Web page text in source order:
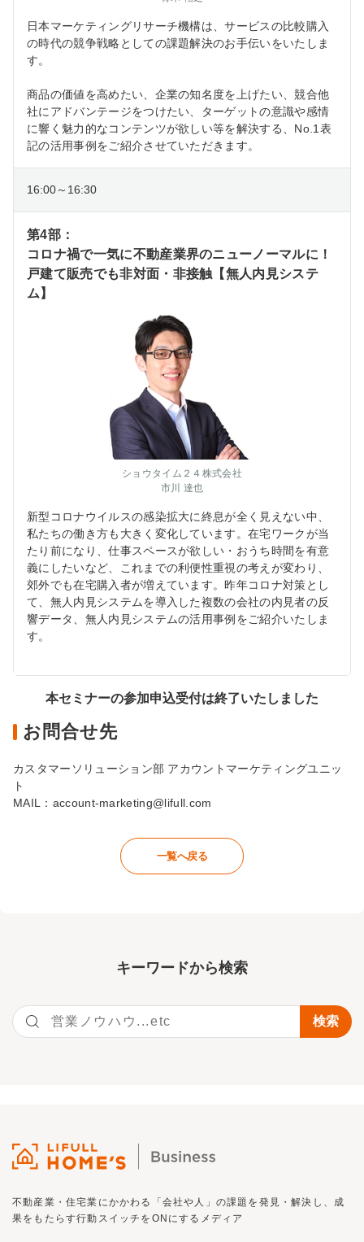
日本マーケティングリサーチ機構は、サービスの比較購入
の時代の競争戦略としての課題解決のお手伝いをいたしま
す。
商品の価値を高めたい、企業の知名度を上げたい、競合他
社にアドバンテージをつけたい、ターゲットの意識や感情
に響く魅力的なコンテンツが欲しい等を解決する、No.1表
記の活用事例をご紹介させていただきます。
16:00～16:30
第4部：
コロナ禍で一気に不動産業界のニューノーマルに！
戸建て販売でも非対面・非接触【無人内見システ
ム】
ショウタイム２４株式会社
市川 達也
新型コロナウイルスの感染拡大に終息が全く見えない中、
私たちの働き方も大きく変化しています。在宅ワークが当
たり前になり、仕事スペースが欲しい・おうち時間を有意
義にしたいなど、これまでの利便性重視の考えが変わり、
郊外でも在宅購入者が増えています。昨年コロナ対策とし
て、無人内見システムを導入した複数の会社の内見者の反
響データ、無人内見システムの活用事例をご紹介いたしま
す。
本セミナーの参加申込受付は終了いたしました
お問合せ先
カスタマーソリューション部 アカウントマーケティングユニッ
ト
MAIL： account-marketing@lifull.com
一覧へ戻る
キーワー ドから検索
不動産業・住宅業にかかわる「会社や人」の課題を発見・解決し、 成
果をもたらす行動スイッチを ON にするメディア